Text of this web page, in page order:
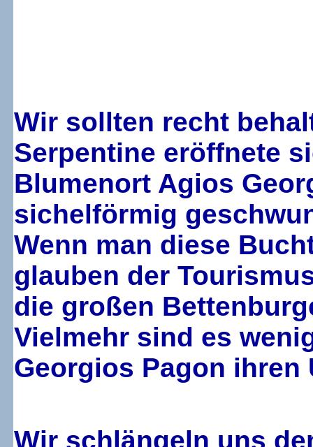
Wir sollten recht
Serpentine eröffnete
Blumenort Agios
sichelförmig
Wenn man diese
glauben der
die großen
Vielmehr sind es
Georgios Pagon ihren
Wir schlängeln uns